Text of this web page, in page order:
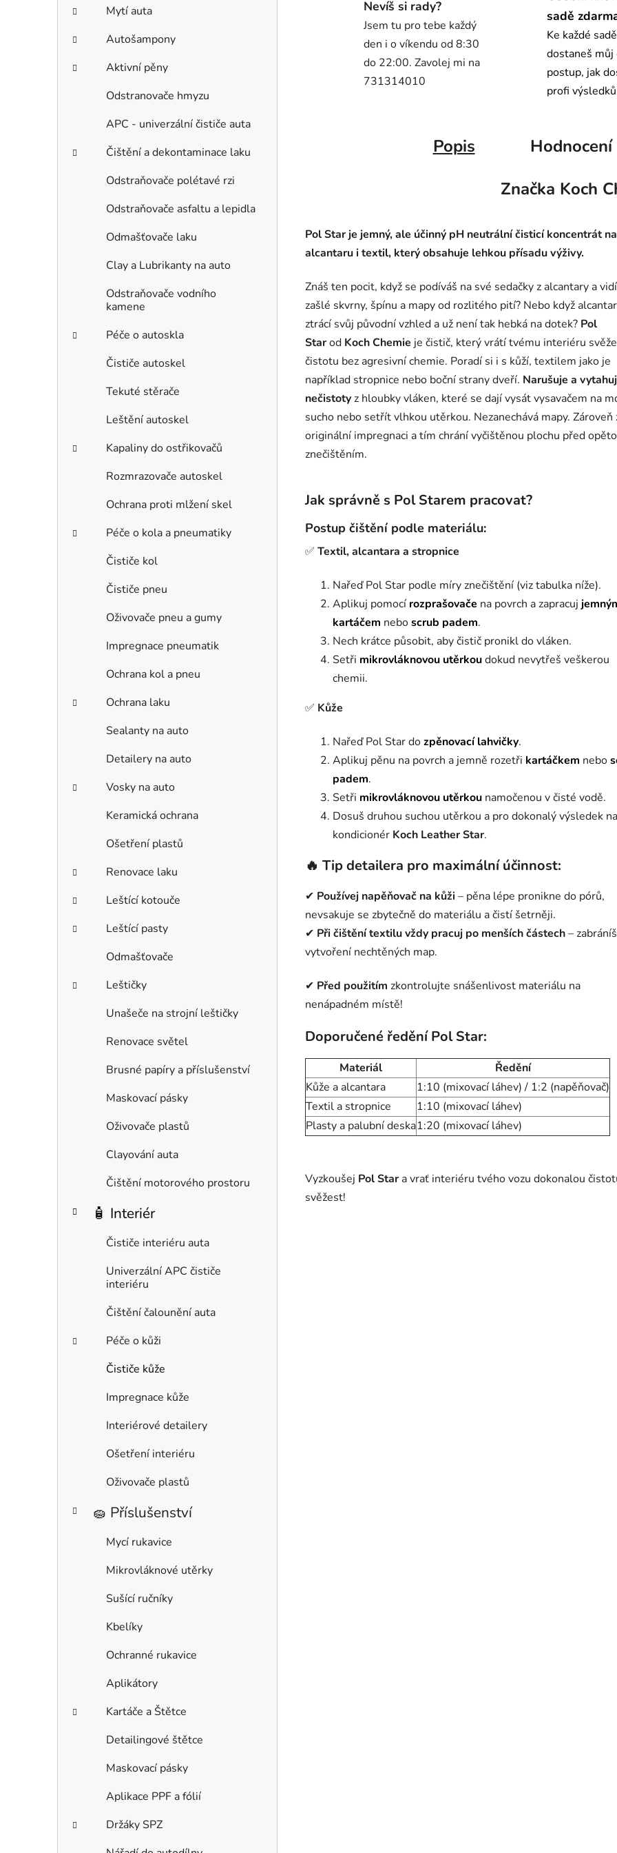
Mytí auta
Autošampony
Aktivní pěny
Odstranovače hmyzu
APC - univerzální čističe auta
Čištění a dekontaminace laku
Odstraňovače polétavé rzi
Odstraňovače asfaltu a lepidla
Odmašťovače laku
Clay a Lubrikanty na auto
Odstraňovače vodního
kamene
Péče o autoskla
Čističe autoskel
Tekuté stěrače
Leštění autoskel
Kapaliny do ostřikovačů
Rozmrazovače autoskel
Ochrana proti mlžení skel
Péče o kola a pneumatiky
Čističe kol
Čističe pneu
Oživovače pneu a gumy
Impregnace pneumatik
Ochrana kol a pneu
Ochrana laku
Sealanty na auto
Detailery na auto
Vosky na auto
Keramická ochrana
Ošetření plastů
Renovace laku
Leštící kotouče
Leštící pasty
Odmašťovače
Leštičky
Unašeče na strojní leštičky
Renovace světel
Brusné papíry a příslušenství
Maskovací pásky
Oživovače plastů
Clayování auta
Čištění motorového prostoru
🧴 Interiér
Čističe interiéru auta
Univerzální APC čističe
interiéru
Čištění čalounění auta
Péče o kůži
Čističe kůže
Impregnace kůže
Interiérové detailery
Ošetření interiéru
Oživovače plastů
🧽 Příslušenství
Mycí rukavice
Mikrovláknové utěrky
Sušící ručníky
Kbelíky
Ochranné rukavice
Aplikátory
Kartáče a Štětce
Detailingové štětce
Maskovací pásky
Aplikace PPF a fólií
Držáky SPZ
Nevíš si rady?
Jsem tu pro tebe každý
den i o víkendu od 8:30
do 22:00. Zavolej mi na
731314010
sadě
Ke každé sadě
dostaneš můj
postup, jak
profi
Popis
Hodnocení
Značka Koch
Pol Star je jemný, ale účinný pH neutrální čisticí koncentrát
alcantaru i textil, který obsahuje lehkou přísadu výživy.
Znáš ten pocit, když se podíváš na své sedačky z alcantary a
zašlé skvrny, špínu a mapy od rozlitého pití? Nebo když
ztrácí svůj původní vzhled a už není tak hebká na dotek? Pol
Starod Koch Chemie je čistič, který vrátí tvému interiéru
čistotu bez agresivní chemie. Poradí si i s kůží, textilem jako je
například stropnice nebo boční strany dveří. Narušuje a
nečistotyz hloubky vláken, které se dají vysát vysavačem na
sucho nebo setřít vlhkou utěrkou. Nezanechává mapy. Zároveň
originální impregnaci a tím chrání vyčištěnou plochu před
znečištěním.
Jak správně s Pol Starem pracovat?
Postup čištění podle materiálu:
✅ Textil, alcantara a stropnice
Nařeď Pol Star podle míry znečištění (viz tabulka níže).
Aplikuj pomocí rozprašovače na povrch a zapracuj
kartáčem neboscrub padem.
Nech krátce působit, aby čistič pronikl do vláken.
Setři mikrovláknovou utěrkoudokud nevytřeš veškerou
chemii.
✅ Kůže
Nařeď Pol Star dozpěnovací lahvičky.
Aplikuj pěnu na povrch a jemně rozetři kartáčkem nebo
padem.
Setři mikrovláknovou utěrkou namočenou v čisté vodě.
Dosuš druhou suchou utěrkou a pro dokonalý výsledek
kondicionér Koch Leather Star.
🔥 Tip detailera pro maximální účinnost:
✔ Používej napěňovač na kůži– pěna lépe pronikne do pórů,
nevsakuje se zbytečně do materiálu a čistí šetrněji.
✔ Při čištění textilu vždy pracuj po menších částech– zabráníš
vytvoření nechtěných map.
✔ Před použitím zkontrolujte snášenlivost materiálu na
nenápadném místě!
Doporučené ředění Pol Star:
Materiál
Ředění
Kůže a alcantara
1:10 (mixovací láhev) / 1:2 (napěňovač)
Textil a stropnice
1:10 (mixovací láhev)
Plasty a palubní deska1:20 (mixovací láhev)
Vyzkoušej Pol Star a vrať interiéru tvého vozu dokonalou
svěžest!